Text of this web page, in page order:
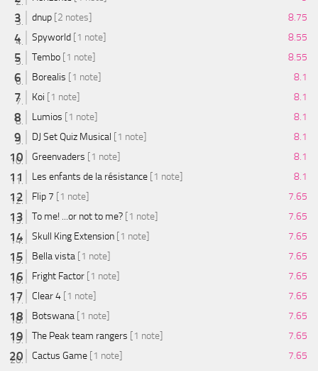
dnup [2 notes]
8.75
Spyworld [1 note]
8.55
Tembo [1 note]
8.55
Borealis [1 note]
8.1
Koi [1 note]
8.1
Lumios [1 note]
8.1
DJ Set Quiz Musical [1 note]
8.1
Greenvaders [1 note]
8.1
Les enfants de la résistance [1 note]
8.1
Flip 7 [1 note]
7.65
To me! ...or not to me? [1 note]
7.65
Skull King Extension [1 note]
7.65
Bella vista [1 note]
7.65
Fright Factor [1 note]
7.65
Clear 4 [1 note]
7.65
Botswana [1 note]
7.65
The Peak team rangers [1 note]
7.65
Cactus Game [1 note] 7.65